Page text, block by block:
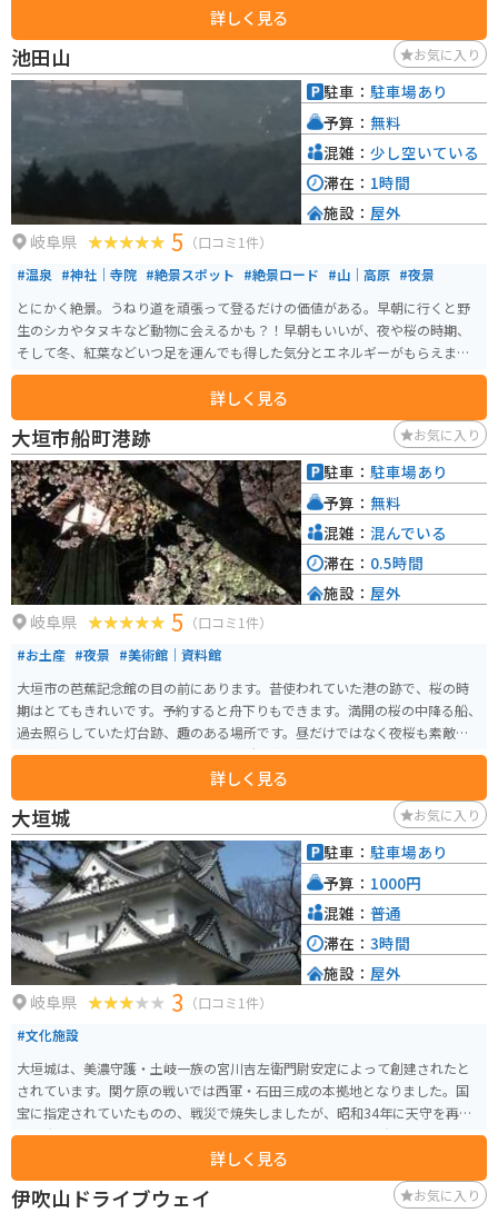
ハイキングができます。冬には、雪化粧をした関ケ原古戦場を一望できます。
四季折々の風景を、関ケ原の中で最も深く感じることのできる場所です。
詳しく見る
池田山 お気に入り
岐阜県 5 （口コミ1件）
#温泉 #神社｜寺院 #絶景スポット #絶景ロード #山｜高原 #夜景
とにかく絶景。うねり道を頑張って登るだけの価値がある。早朝に行くと野
生のシカやタヌキなど動物に会えるかも？！早朝もいいが、夜や桜の時期、
そして冬、紅葉などいつ足を運んでも得した気分とエネルギーがもらえま
す。
詳しく見る
駐車： 駐車場あり
予算： 無料
混雑： 少し空いている
滞在： 1時間
施設： 屋外
大垣市船町港跡 お気に入り
岐阜県 5 （口コミ1件）
#お土産 #夜景 #美術館｜資料館
大垣市の芭蕉記念館の目の前にあります。昔使われていた港の跡で、桜の時
期はとてもきれいです。予約すると舟下りもできます。満開の桜の中降る船、
過去照らしていた灯台跡、趣のある場所です。昼だけではなく夜桜も素敵で
す。花見期間中はライトアップされ近所の花見客で賑わいます。
詳しく見る
駐車： 駐車場あり
予算： 無料
混雑： 混んでいる
滞在： 0.5時間
施設： 屋外
大垣城 お気に入り
岐阜県 3 （口コミ1件）
#文化施設
大垣城は、美濃守護・土岐一族の宮川吉左衛門尉安定によって創建されたと
されています。関ケ原の戦いでは西軍・石田三成の本拠地となりました。国
宝に指定されていたものの、戦災で焼失しましたが、昭和34年に天守を再建
し、大垣のシンボルとなりました。 現在の天守は1959年に外観復元され、関
ケ原の戦いについての資料館となっています。大垣城は堅城であり、かつて
の規模は現在の3倍以上で、10の櫓を持つ要塞として知られています。
詳しく見る
駐車： 駐車場あり
予算： 1000円
混雑： 普通
滞在： 3時間
施設： 屋外
伊吹山ドライブウェイ お気に入り